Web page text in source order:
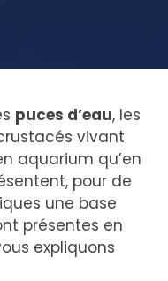
puces d’eau, les
vivant
aquarium qu’en
pour de
une base
présentes en
expliquons